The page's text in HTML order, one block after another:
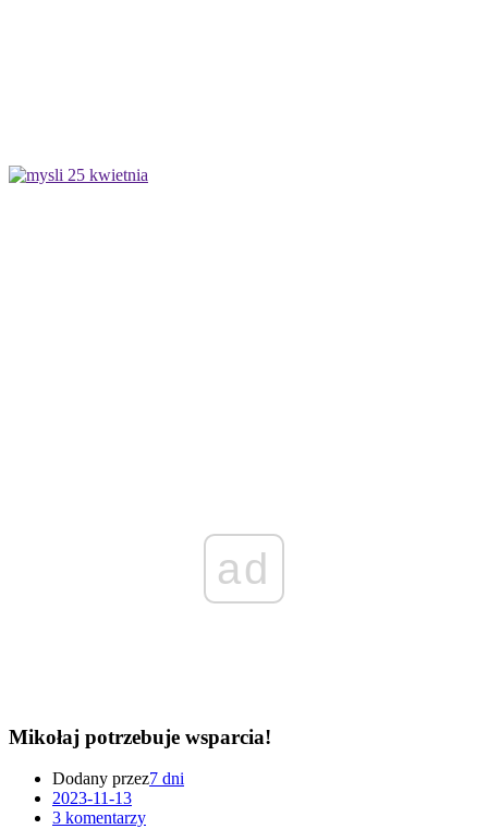
ad
Mikołaj potrzebuje wsparcia!
Dodany przez7 dni
2023-11-13
3 komentarzy